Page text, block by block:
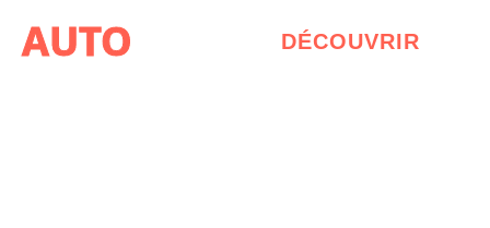
AUTO DÉCOUVRIR